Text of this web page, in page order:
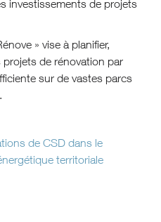
investissements de projets
» vise à planifier,
de rénovation par
sur de vastes parcs
de CSD dans le
territoriale